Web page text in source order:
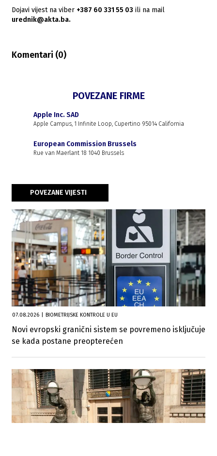
Dojavi vijest na viber +387 60 331 55 03 ili na mail
urednik@akta.ba.
Komentari (0)
POVEZANE FIRME
Apple Inc. SAD
Apple Campus, 1 Infinite Loop, Cupertino 95014 California
European Commission Brussels
Rue van Maerlant 18 1040 Brussels
POVEZANE VIJESTI
07.08.2026 BIOMETRIJSKE KONTROLE U EU
Novi evropski granični sistem se povremeno isključuje
se kada postane preopterećen